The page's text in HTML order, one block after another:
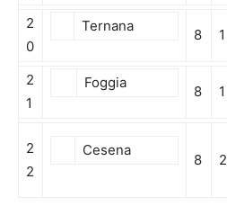
2
0
Ternana
8 1
2
1
Foggia
8 1
2
2
Cesena
8 2